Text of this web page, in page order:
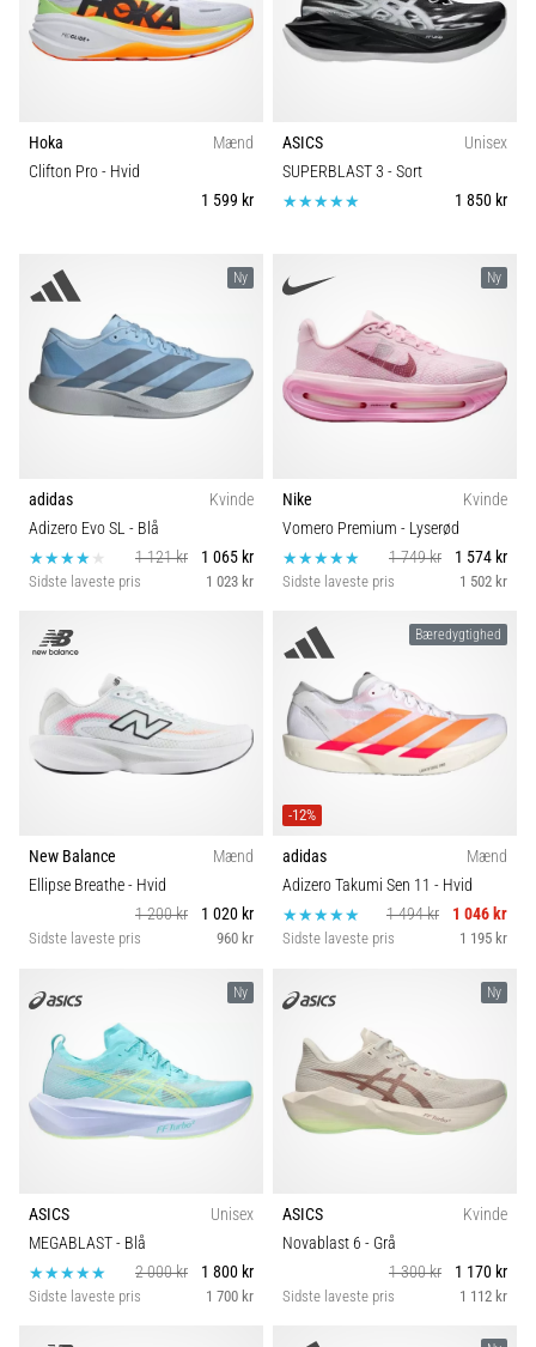
Hoka
Mænd
Clifton Pro- Hvid
1 599 kr
ASICS
Unisex
SUPERBLAST 3 - Sort
1 850 kr
Ny
adidas
Kvinde
Adizero Evo SL - Blå
1 121 kr
1 065 kr
Sidste laveste pris 1 023 kr
Ny
Nike
Kvinde
Vomero Premium - Lyserød
1 749 kr
1 574 kr
Sidste laveste pris 1 502 kr
New Balance
Mænd
Ellipse Breathe- Hvid
1 200 kr
1 020 kr
Sidste laveste pris 960 kr
Bæredygtighed
-12%
adidas
Mænd
Adizero Takumi Sen 11 - Hvid
1 494 kr
1 046 kr
Sidste laveste pris 1 195 kr
Ny
ASICS
Unisex
MEGABLAST- Blå
2 000 kr
1 800 kr
Sidste laveste pris 1 700 kr
Ny
ASICS
Kvinde
Novablast 6 - Grå
1 300 kr
1 170 kr
Sidste laveste pris 1 112 kr